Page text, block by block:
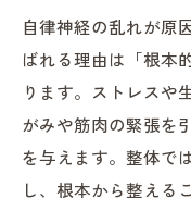
整体視点
接な関係
頭痛が続
特徴
整体の視
頭痛
自律神経の乱れが原
ばれる理由は「根本
ります。ストレスや
がみや筋肉の緊張を
を与えます。整体で
し、根本から整える